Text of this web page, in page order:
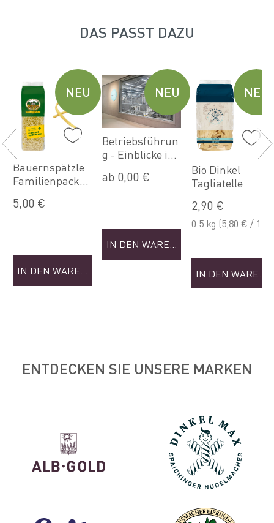
DAS PASST DAZU
NEU
Bauernspätzle
Familienpacku
5,00 €
IN DEN WARENKORB
NEU
Betriebsführun
g - Einblicke in
Nudeln (Sep)
ab 0,00 €
IN DEN WARENKORB
NEU
Bio Dinkel
Tagliatelle
2,90 €
0.5 kg (5,80 € / 1
IN DEN
ENTDECKEN SIE UNSERE MARKEN